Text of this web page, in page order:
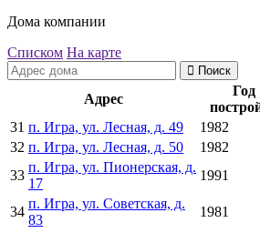
Дома компании
Списком На карте
Поиск
Адрес
Год
31 п. Игра, ул. Лесная, д. 49 1982
32 п. Игра, ул. Лесная, д. 50 1982
33
п. Игра, ул. Пионерская, д.
17
1991
34
п. Игра, ул. Советская, д.
83
1981